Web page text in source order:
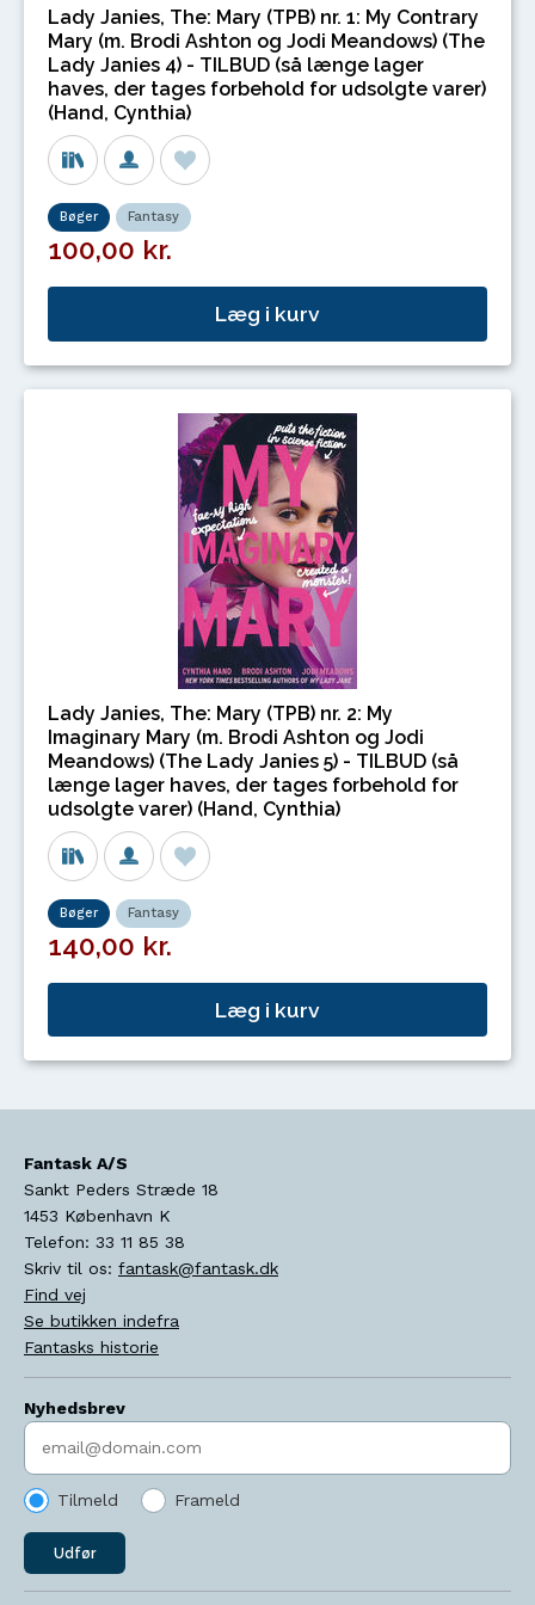
Lady Janies, The: Mary (TPB) nr. 1: My Contrary
Mary (m. Brodi Ashton og Jodi Meandows) (The
Lady Janies 4) - TILBUD (så længe lager
haves, der tages forbehold for udsolgte varer)
(Hand, Cynthia)
Bøger Fantasy
100,00 kr.
Læg i kurv
Lady Janies, The: Mary (TPB) nr. 2: My
Imaginary Mary (m. Brodi Ashton og Jodi
Meandows) (The Lady Janies 5) - TILBUD (så
længe lager haves, der tages forbehold for
udsolgte varer) (Hand, Cynthia)
Bøger Fantasy
140,00 kr.
Læg i kurv
Fantask A/S
Sankt Peders Stræde 18
1453 København K
Telefon: 33 11 85 38
Skriv til os: fantask@fantask.dk
Find vej
Se butikken indefra
Fantasks historie
Nyhedsbrev
Indtast søgeord
Tilmeld Frameld
Udfør